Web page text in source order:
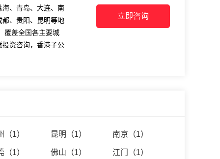
、青岛、大连、南
、贵阳、昆明等地
覆盖全国各主要城
资咨询，香港子公
员单位、全国金融
立即咨询
（1） 昆明（1） 南京（1）
（1） 佛山（1） 江门（1）